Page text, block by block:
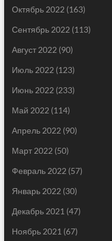
Октябрь 2022 (163)
Сентябрь 2022 (113)
Август 2022 (90)
Июль 2022 (123)
Июнь 2022 (233)
Май 2022 (114)
Апрель 2022 (90)
Март 2022 (50)
Февраль 2022 (57)
Январь 2022 (30)
Декабрь 2021 (47)
Ноябрь 2021 (67)